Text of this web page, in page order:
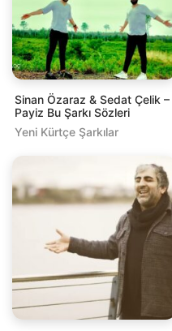
Sinan Özaraz & Sedat Çelik –
Payiz Bu Şarkı Sözleri
Yeni Kürtçe Şarkılar